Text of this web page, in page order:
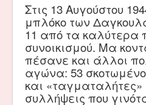
Στις 13 Αυγούστου
μπλόκο των
11 από τα καλύτερα
συνοικισμού. Μα
πέσανε και άλλοι
αγώνα: 53
και
συλλήψεις που